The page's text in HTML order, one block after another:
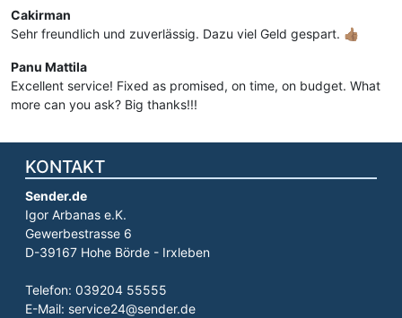
Cakirman
Sehr freundlich und zuverlässig. Dazu viel Geld gespart. 👍🏽
Panu Mattila
Excellent service! Fixed as promised, on time, on budget. What
more can you ask? Big thanks!!!
KONTAKT
Sender.de
Igor Arbanas e.K.
Gewerbestrasse 6
D-39167 Hohe Börde - Irxleben
Telefon: 039204 55555
E-Mail: service24@sender.de